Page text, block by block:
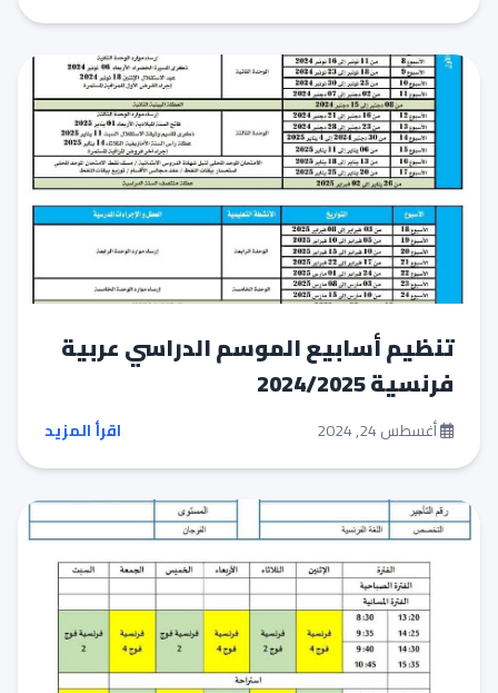
تنظيم أسابيع الموسم الدراسي عربية
فرنسية 2024/2025
أغسطس 24, 2024 اقرأ المزيد